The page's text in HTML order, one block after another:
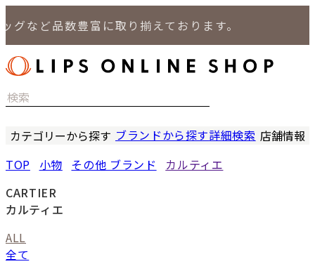
など品数豊富に取り揃えております。
カテゴリーから探す
バッグ
小物
ジュエリー
セール商品
特集
ブランドから探す詳細検索 店舗情報
TOP 小物 その他 ブランド
カルティエ
CARTIER
カルティエ
ALL
全て